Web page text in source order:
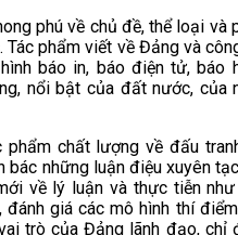
phú về chủ đề, thể loại và
phẩm viết về Đảng và
báo in, báo điện tử, báo
nổi bật của đất nước, của
chất lượng về đấu
những luận điệu xuyên
về lý luận và thực tiễn
giá các mô hình thí
trò của Đảng lãnh đạo, chỉ